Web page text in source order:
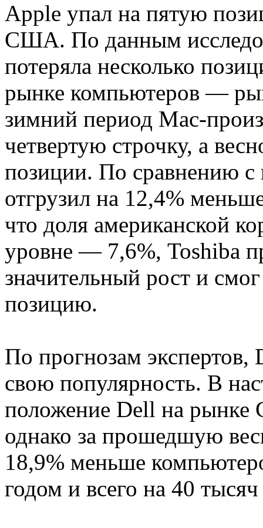
Apple упал на пятую
США. По данным
потеряла несколько
рынке компьютеров —
зимний период Mac-
четвертую строчку, а
позиции. По сравнению
отгрузил на 12,4%
что доля американской
уровне — 7,6%, Toshiba
значительный рост и
позицию.
По прогнозам экспертов,
свою популярность. В
положение Dell на
однако за прошедшую
18,9% меньше
годом и всего на 40